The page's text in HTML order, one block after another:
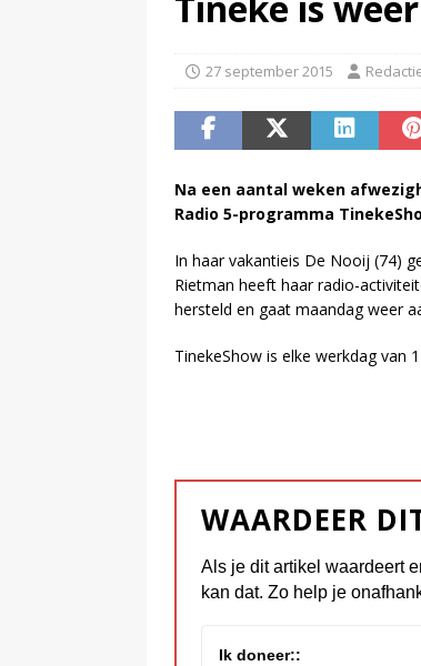
Televisie wint
27 september 2015
Na een aantal weken
Radio 5-programma
In haar vakantieis De Nooij (74)
Rietman heeft haar radio-
hersteld en gaat maandag weer
TinekeShow is elke werkdag van
WAARDEER
Als je dit artikel waardeert
kan dat. Zo help je
Ik doneer::